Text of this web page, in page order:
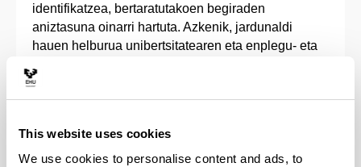
This website uses cookies
We use cookies to personalise content and ads, to
identifikatzea, bertaratutakoen begiraden
aniztasuna oinarri hartuta. Azkenik, jardunaldi
hauen helburua unibertsitatearen eta enplegu- eta
interesa duen komunitatea osatzen duten pertsonen
eta kolektiboen artean harremanak eta sinergiak
garrantzitsua da prozesua, kontaktua eta
interakzioa.